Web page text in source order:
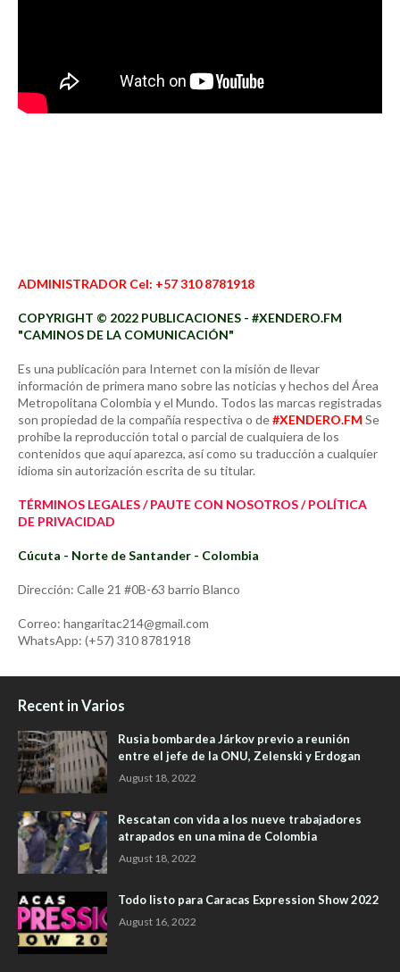
ADMINISTRADOR Cel: +57 310 8781918
COPYRIGHT © 2022 PUBLICACIONES - #XENDERO.FM
"CAMINOS DE LA COMUNICACIÓN"
Es una publicación para Internet con la misión de llevar
información de primera mano sobre las noticias y hechos del Área
Metropolitana Colombia y el Mundo. Todos las marcas registradas
son propiedad de la compañía respectiva o de#XENDERO.FM Se
prohíbe la reproducción total o parcial de cualquiera de los
contenidos que aquí aparezca, así como su traducción a cualquier
idioma sin autorización escrita de su titular.
TÉRMINOS LEGALES / PAUTE CON NOSOTROS / POLÍTICA
DE PRIVACIDAD
Cúcuta - Norte de Santander - Colombia
Dirección: Calle 21 #0B-63 barrio Blanco
Correo: hangaritac214@gmail.com
WhatsApp: (+57) 310 8781918
Recent in Varios
Rusia bombardea Járkov previo a reunión
entre el jefe de la ONU, Zelenski y Erdogan
August 18, 2022
Rescatan con vida a los nueve trabajadores
atrapados en una mina de Colombia
August 18, 2022
Todo listo para Caracas Expression Show 2022
August 16, 2022